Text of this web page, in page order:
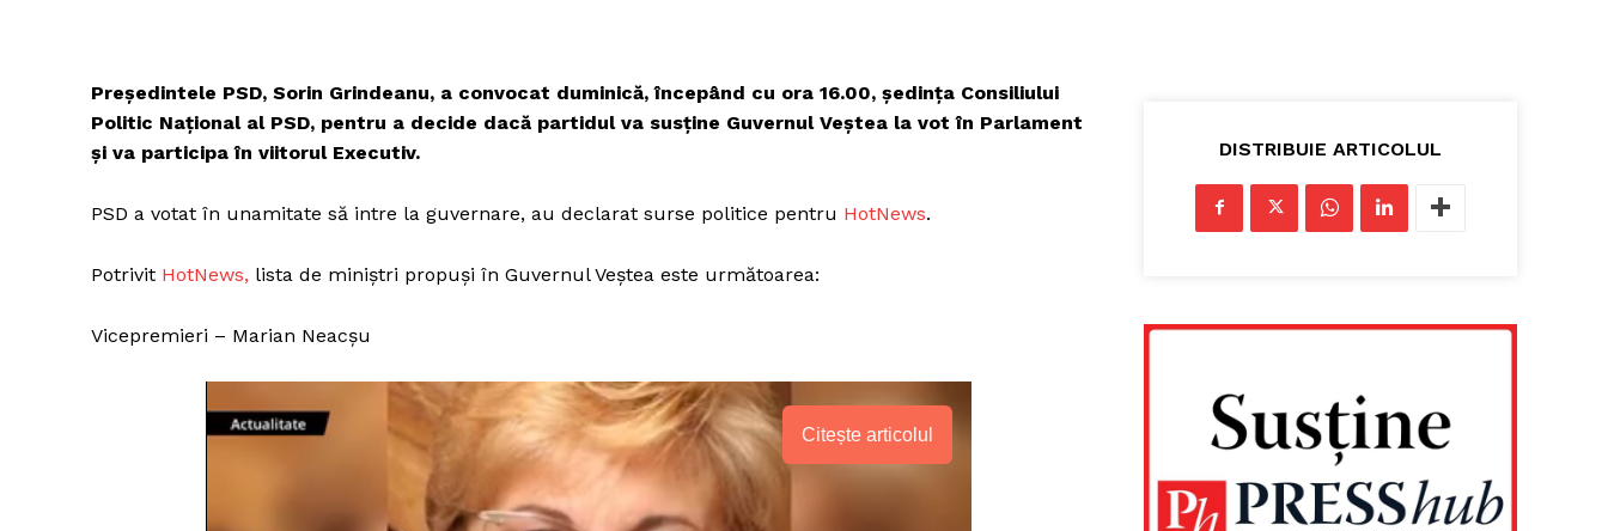
Președintele PSD, Sorin Grindeanu, a convocat duminică, începând cu ora 16.00, ședința Consiliului
Politic Naţional al PSD, pentru a decide dacă partidul va susține Guvernul Veștea la vot în Parlament
și va participa în viitorul Executiv.
PSD a votat în unamitate să intre la guvernare, au declarat surse politice pentru HotNews.
Potrivit HotNews, lista de miniștri propuși în Guvernul Veștea este următoarea:
Vicepremieri – Marian Neacșu
Citește articolul
DISTRIBUIE ARTICOLUL